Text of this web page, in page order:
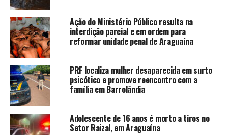
Ação do Ministério Público resulta na
interdição parcial e em ordem para
reformar unidade penal de Araguaína
PRF localiza mulher desaparecida em surto
psicótico e promove reencontro com a
família em Barrolândia
Adolescente de 16 anos é morto a tiros no
Setor Raizal, em Araguaína